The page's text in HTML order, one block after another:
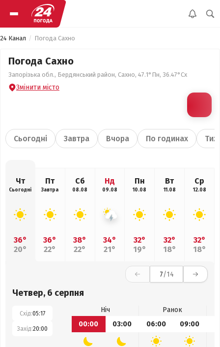
24 Канал Погода Сахно
Погода Сахно
Запорізька обл., Бердянський район, Сахно, 47.1°Пн, 36.47°Сх
Змінити місто
Сьогодні Завтра Вчора По годинах
Чт
Сьогодні
36°
20°
Пт
Завтра
36°
22°
Сб
08.08
38°
22°
Нд
09.08
34°
21°
Пн
10.08
32°
19°
Вт
11.08
32°
18°
Ср
12.08
32°
18°
7/14
Четвер, 6 серпня
Схід:05:17
Захід:20:00
Ніч
Ранок
00:00
03:00 06:00 09:00